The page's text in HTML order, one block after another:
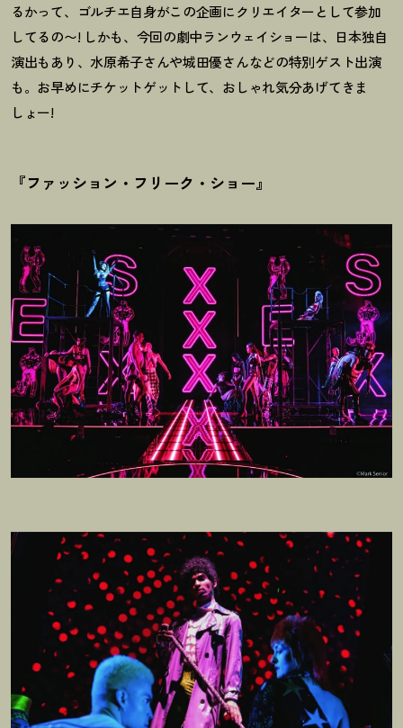
るかって、ゴルチエ自身がこの企画にクリエイターとして参加
してるの〜! しかも、今回の劇中ランウェイショーは、日本独自
演出もあり、水原希子さんや城田優さんなどの特別ゲスト出演
も。お早めにチケットゲットして、おしゃれ気分あげてきま
しょー!
『ファッション・フリーク・ショー』